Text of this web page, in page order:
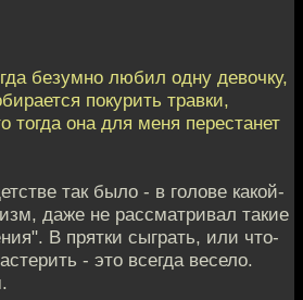
безумно любил одну девочку,
покурить травки,
тогда она для меня перестанет
так было - в голове какой-
даже не рассматривал такие
В прятки сыграть, или что-
- это всегда весело.